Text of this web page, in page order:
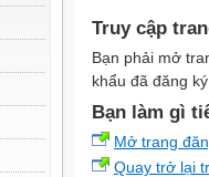
Truy cập
Bạn phải mở
khẩu đã đăng
Bạn làm gì
Mở trang
Quay trở lại